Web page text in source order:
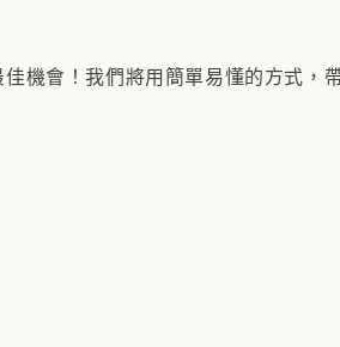
機會！我們將用簡單易懂的方式